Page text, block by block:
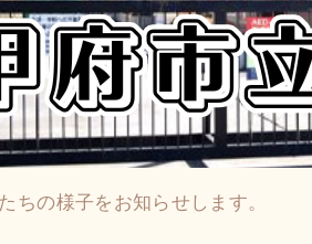
ちの様子をお知らせします。